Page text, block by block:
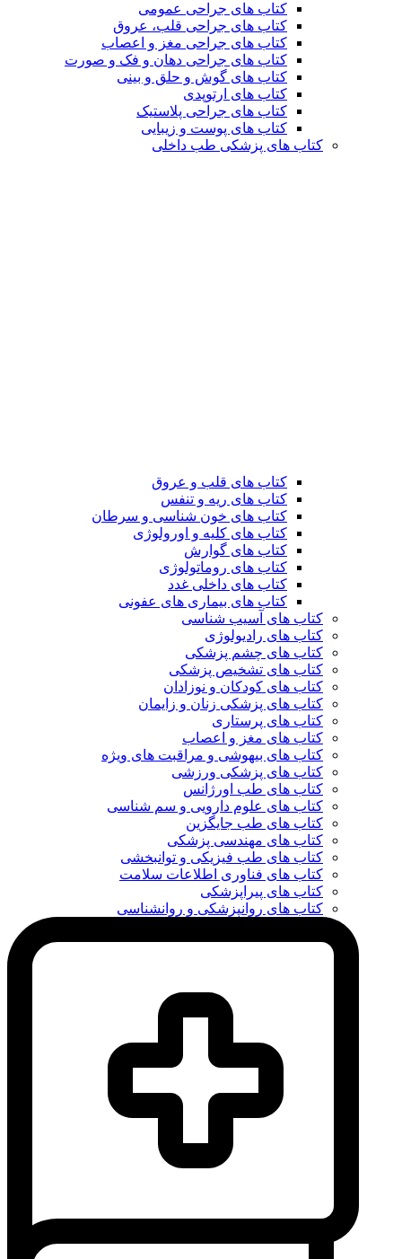
کتاب های جراحی عمومی
کتاب های جراحی قلب، عروق
کتاب های جراحی مغز و اعصاب
کتاب های جراحی دهان و فک و صورت
کتاب های گوش و حلق و بینی
کتاب های ارتوپدی
کتاب های جراحی پلاستیک
کتاب های پوست و زیبایی
کتاب های پزشکی طب داخلی
کتاب های قلب و عروق
کتاب های ریه و تنفس
کتاب های خون شناسی و سرطان
کتاب های کلیه و اورولوژی
کتاب های گوارش
کتاب های روماتولوژی
کتاب های داخلی غدد
کتاب های بیماری های عفونی
کتاب های آسیب شناسی
کتاب های رادیولوژی
کتاب های چشم پزشکی
کتاب های تشخیص پزشکی
کتاب های کودکان و نوزادان
کتاب های پزشکی زنان و زایمان
کتاب های پرستاری
کتاب های مغز و اعصاب
کتاب های بیهوشی و مراقبت های ویژه
کتاب های پزشکی ورزشی
کتاب های طب اورژانس
کتاب های علوم دارویی و سم شناسی
کتاب های طب جایگزین
کتاب های مهندسی پزشکی
کتاب های طب فیزیکی و توانبخشی
کتاب های فناوری اطلاعات سلامت
کتاب های پیراپزشکی
کتاب های روانپزشکی و روانشناسی